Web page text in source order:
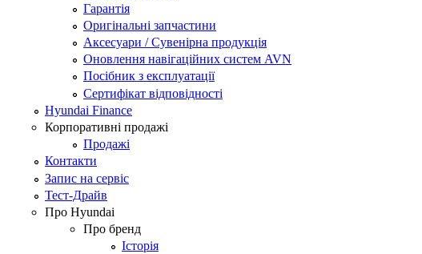
Гарантія
Оригінальні запчастини
Аксесуари / Сувенірна продукція
Оновлення навігаційних систем AVN
Посібник з експлуатації
Сертифікат відповідності
Hyundai Finance
Корпоративні продажі
Продажі
Контакти
Запис на сервіс
Тест-Драйв
Про Hyundai
Про бренд
Історія